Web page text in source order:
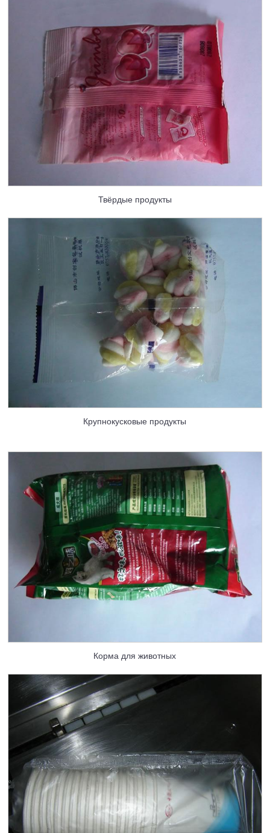
Твёрдые продукты
Крупнокусковые продукты
Корма для животных